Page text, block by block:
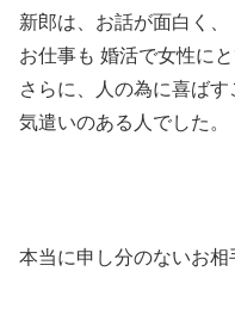
新郎は、お話が面白く、
お仕事も 婚活で女性に
さらに、人の為に喜ば
気遣いのある人でした。
本当に申し分のないお相